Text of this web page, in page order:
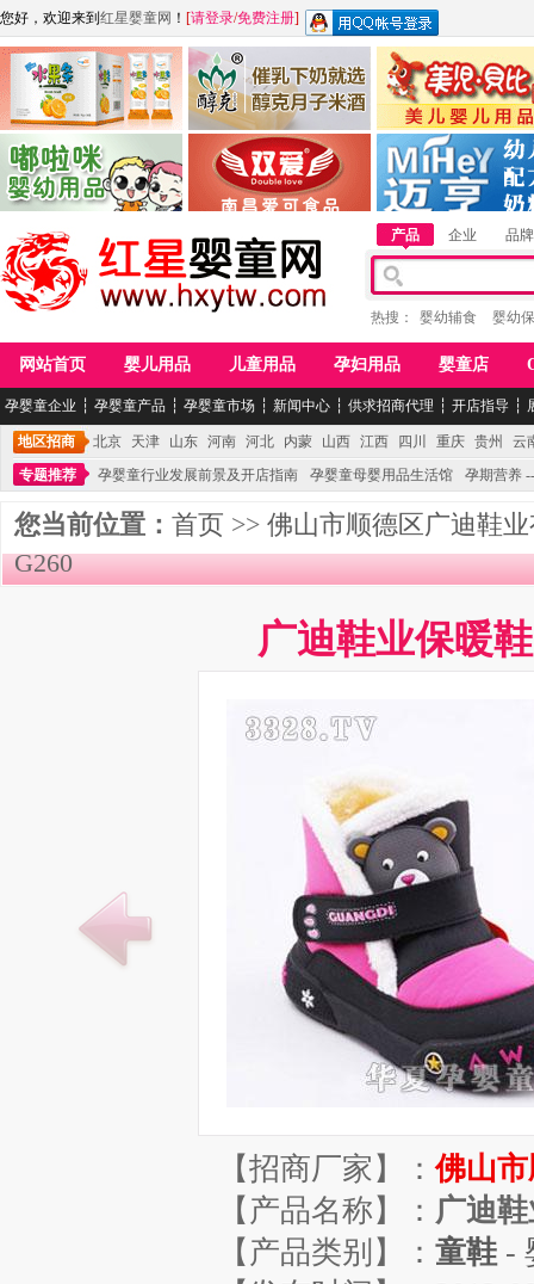
您好，欢迎来到 红星婴童网 ！ [请登录/免费注册]
江西麦嘟嘟食品有限公司
青岛嘟啦咪婴幼儿用品公司
江西醇之客月子米酒 惠州市美儿婴儿用品
湖南迈亨母婴用品有限
产品 企业 品牌
热搜： 婴幼辅食 婴幼
网站首页 婴儿用品 儿童用品 孕妇用品 婴童店
孕婴童企业 ┆ 孕婴童产品 ┆ 孕婴童市场 ┆ 新闻中心 ┆ 供求招商代理 ┆ 开店指导 ┆
地区招商 北京 天津 山东 河南 河北 内蒙 山西 江西 四川 重庆 贵州
云
专题推荐
孕婴童行业发展前景及开店指南 孕婴童母婴用品生活馆 孕期营养
您当前位置： 首页 >> 佛山市顺德区广迪鞋
G260
广迪鞋业保暖
【招商厂家】：佛山
【产品名称】： 广迪
【产品类别】： 童鞋 -